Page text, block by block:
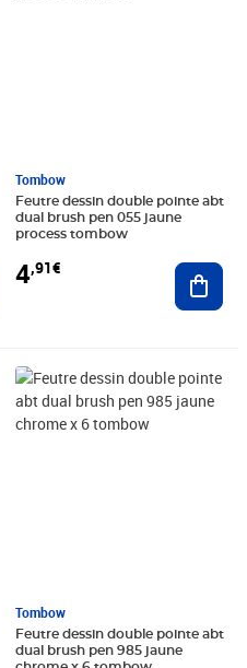
au panier
Tombow
Feutre dessin double pointe abt
dual brush pen 055 jaune
process tombow
4,91€
Tombow
Feutre dessin double pointe abt
dual brush pen 985 jaune
Prix 20,19€